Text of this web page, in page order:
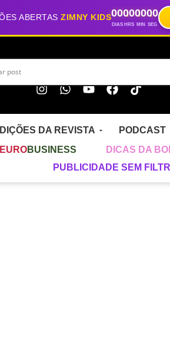
ABERTASZIMNY KIDS00
DIAS
00
HRS
00
MIN
00
SEG
DA REVISTA PODCAST
BUSINESS DICAS DA
PUBLICIDADE SEM